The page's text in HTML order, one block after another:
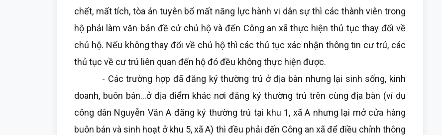
chết, mất tích, tòa án tuyên bố mất năng lực hành vi dân sự thì các thành viên trong
hộ phải làm văn bản đề cử chủ hộ và đến Công an xã thực hiện thủ tục thay đổi về
chủ hộ. Nếu không thay đổi về chủ hộ thì các thủ tục xác nhận thông tin cư trú, các
thủ tục về cư trú liên quan đến hộ đó đều không thực hiện được.
- Các trường hợp đã đăng ký thường trú ở địa bàn nhưng lại sinh sống, kinh
doanh, buôn bán...ở địa điểm khác nơi đăng ký thường trú trên cùng địa bàn (ví dụ
công dân Nguyễn Văn A đăng ký thường trú tại khu 1, xã A nhưng lại mở cửa hàng
buôn bán và sinh hoạt ở khu 5, xã A) thì đều phải đến Công an xã để điều chỉnh thông